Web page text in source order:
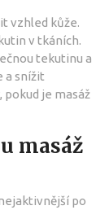
vzhled kůže.
v tkáních.
tekutinu a
a snížit
pokud je masáž
masáž
po